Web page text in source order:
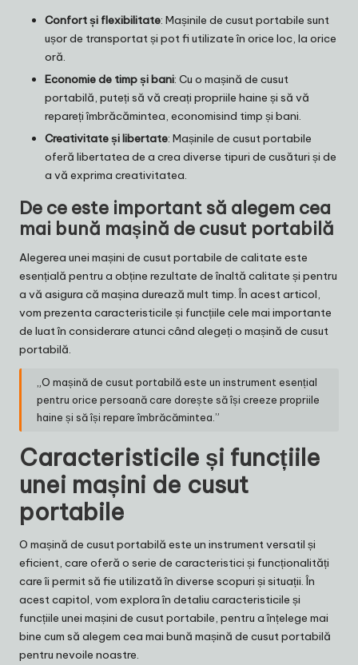
Confort și flexibilitate: Mașinile de cusut portabile sunt
ușor de transportat și pot fi utilizate în orice loc, la orice
oră.
Economie de timp și bani: Cu o mașină de cusut
portabilă, puteți să vă creați propriile haine și să vă
repareți îmbrăcămintea, economisind timp și bani.
Creativitate și libertate: Mașinile de cusut portabile
oferă libertatea de a crea diverse tipuri de cusături și de
a vă exprima creativitatea.
De ce este important să alegem cea
mai bună mașină de cusut portabilă
Alegerea unei mașini de cusut portabile de calitate este
esențială pentru a obține rezultate de înaltă calitate și pentru
a vă asigura că mașina durează mult timp. În acest articol,
vom prezenta caracteristicile și funcțiile cele mai importante
de luat în considerare atunci când alegeți o mașină de cusut
portabilă.
„O mașină de cusut portabilă este un instrument esențial
pentru orice persoană care dorește să își creeze propriile
haine și să își repare îmbrăcămintea.”
Caracteristicile și funcțiile
unei mașini de cusut
portabile
O mașină de cusut portabilă este un instrument versatil și
eficient, care oferă o serie de caracteristici și funcționalități
care îi permit să fie utilizată în diverse scopuri și situații. În
acest capitol, vom explora în detaliu caracteristicile și
funcțiile unei mașini de cusut portabile, pentru a înțelege mai
bine cum să alegem cea mai bună mașină de cusut portabilă
pentru nevoile noastre.